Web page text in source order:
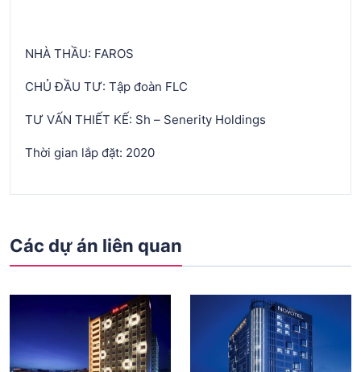
NHÀ THẦU: FAROS
CHỦ ĐẦU TƯ: Tập đoàn FLC
TƯ VẤN THIẾT KẾ: Sh – Senerity Holdings
Thời gian lắp đặt: 2020
Các dự án liên quan